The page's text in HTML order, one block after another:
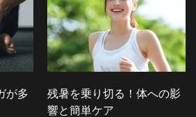
が多
残暑を乗り切る！体への影
響と簡単ケア